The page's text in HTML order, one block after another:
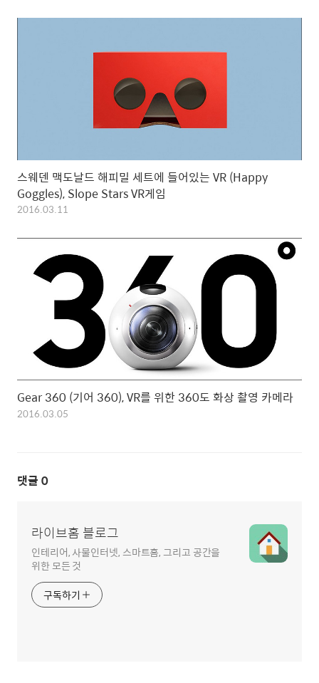
스웨덴 맥도날드 해피밀 세트에 들어있는 VR (Happy
Goggles), Slope Stars VR게임
2016.03.11
Gear 360 (기어 360), VR를 위한 360도 화상 촬영 카메라
2016.03.05
댓글 0
라이브홈 블로그
인테리어, 사물인터넷, 스마트홈, 그리고 공간을
위한 모든 것
구독하기